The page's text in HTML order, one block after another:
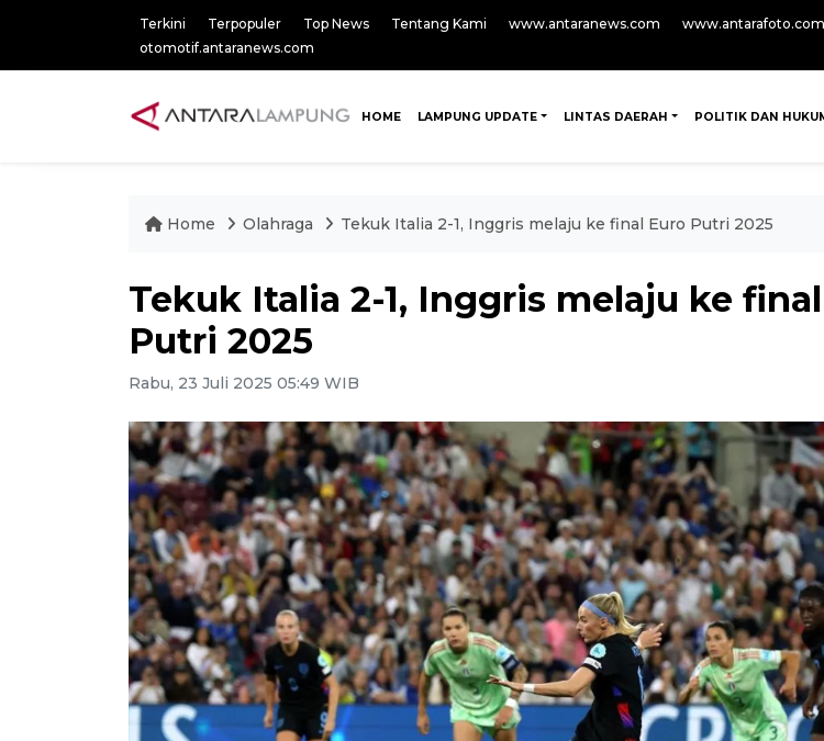
Terkini Terpopuler Top News Tentang Kami www.antaranews.com
www.antarafoto.com
otomotif.antaranews.com
HOME LAMPUNG UPDATE LINTAS DAERAH POLITIK DAN
Home Olahraga Tekuk Italia 2-1, Inggris melaju ke final Euro Putri 2025
Tekuk Italia 2-1, Inggris melaju ke
Putri 2025
Rabu, 23 Juli 2025 05:49 WIB